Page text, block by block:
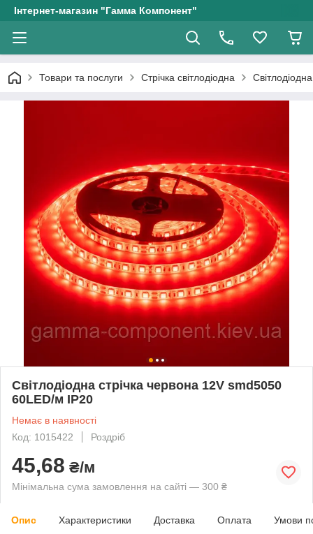
Інтернет-магазин "Гамма Компонент"
Товари та послуги Стрічка світлодіодна
Світлодіодна стрічка червона 12V smd5050
60LED/м IP20
Немає в наявності
Код: 1015422
Роздріб
45,68 ₴/м
Мінімальна сума замовлення на сайті — 300 ₴
Опис Характеристики Доставка Оплата Умови